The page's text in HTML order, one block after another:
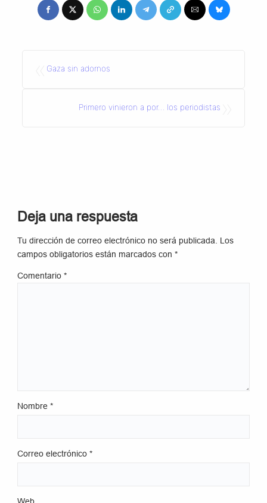
Gaza sin adornos
Primero vinieron a por… los periodistas
Deja una respuesta
Tu dirección de correo electrónico no será publicada.
Los
campos obligatorios están marcados con*
Comentario*
Nombre*
Correo electrónico*